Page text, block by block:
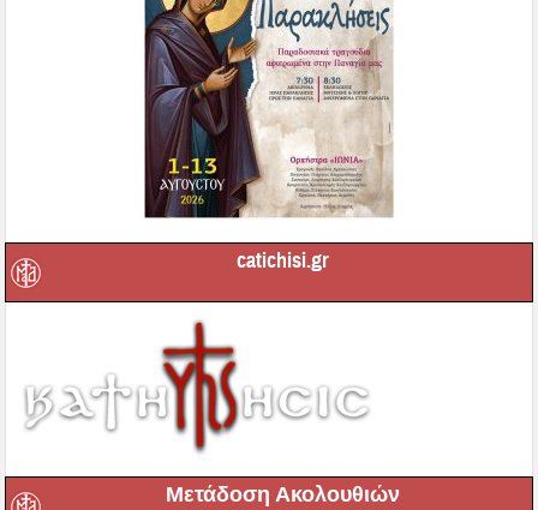
catichisi.gr
Μετάδοση Ακολουθιών